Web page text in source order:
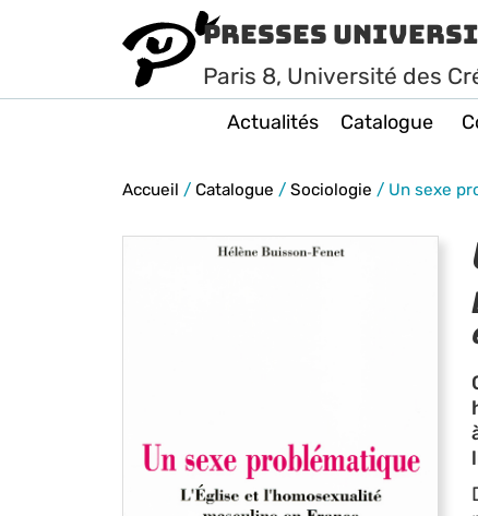
Presses
Paris 8, Université des
Actualités Catalogue
Accueil / Catalogue / Sociologie / Un sexe